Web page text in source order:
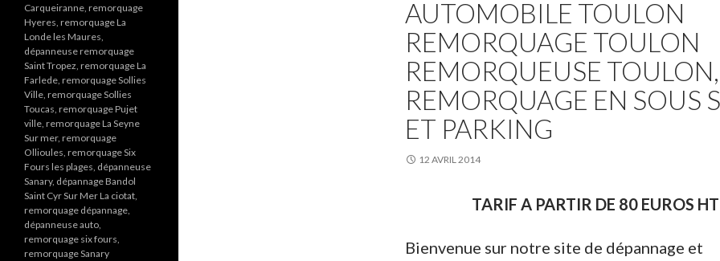
AUTOMOBILE TOULON
REMORQUAGE TOULON
REMORQUEUSE TOULON,
REMORQUAGE EN SOUS
ET PARKING
12 AVRIL 2014
TARIF A PARTIR DE 80 EUROS HT
Bienvenue sur notre site de dépannage et
Carqueiranne, remorquage
Hyeres, remorquage La
Londe les Maures,
dépanneuse remorquage
Saint Tropez, remorquage La
Farlede, remorquage Sollies
Ville, remorquage Sollies
Toucas, remorquage Pujet
ville, remorquage La Seyne
Sur mer, remorquage
Ollioules, remorquage Six
Fours les plages, dépanneuse
Sanary, dépannage Bandol
Saint Cyr Sur Mer La ciotat,
remorquage dépannage,
dépanneuse auto,
remorquage six fours,
remorquage Sanary